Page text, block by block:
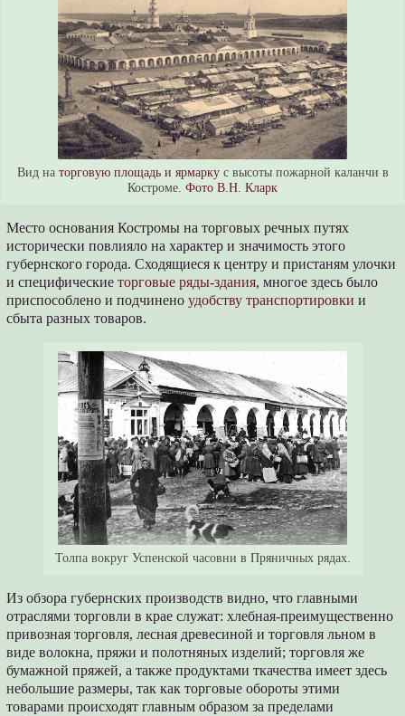
Вид на торговую площадь и ярмаркус высоты пожарной каланчи в
Костроме. Фото В.Н. Кларк
Место основания Костромы на торговых речных путях
исторически повлияло на характер и значимость этого
губернского города. Сходящиеся к центру и пристаням улочки
и специфическиеторговые ряды-здания, многое здесь было
приспособлено и подчиненоудобству транспортировки и
сбыта разных товаров.
Толпа вокруг Успенской часовни в Пряничных рядах.
Из обзора губернских производств видно, что главными
отраслями торговли в крае служат: хлебная-преимущественно
привозная торговля, лесная древесиной и торговля льном в
виде волокна, пряжи и полотняных изделий; торговля же
бумажной пряжей, а также продуктами ткачества имеет здесь
небольшие размеры, так как торговые обороты этими
товарами происходят главным образом за пределами